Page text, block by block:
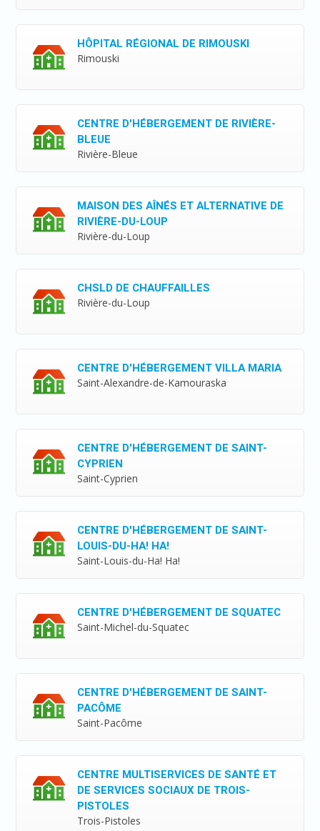
HÔPITAL RÉGIONAL DE RIMOUSKI
Rimouski
CENTRE D'HÉBERGEMENT DE RIVIÈRE-
BLEUE
Rivière-Bleue
MAISON DES AÎNÉS ET ALTERNATIVE DE
RIVIÈRE-DU-LOUP
Rivière-du-Loup
CHSLD DE CHAUFFAILLES
Rivière-du-Loup
CENTRE D'HÉBERGEMENT VILLA MARIA
Saint-Alexandre-de-Kamouraska
CENTRE D'HÉBERGEMENT DE SAINT-
CYPRIEN
Saint-Cyprien
CENTRE D'HÉBERGEMENT DE SAINT-
LOUIS-DU-HA! HA!
Saint-Louis-du-Ha! Ha!
CENTRE D'HÉBERGEMENT DE SQUATEC
Saint-Michel-du-Squatec
CENTRE D'HÉBERGEMENT DE SAINT-
PACÔME
Saint-Pacôme
CENTRE MULTISERVICES DE SANTÉ ET
DE SERVICES SOCIAUX DE TROIS-
PISTOLES
Trois-Pistoles